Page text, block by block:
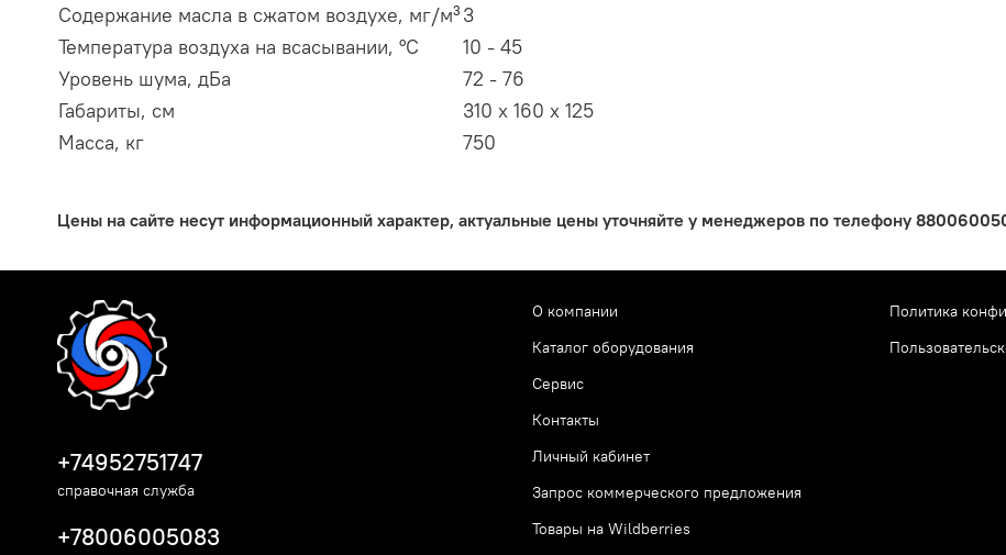
Содержание масла в сжатом воздухе, мг/м³3
Температура воздуха на всасывании, °С
10 - 45
Уровень шума, дБа
72 - 76
Габариты, см
310 х 160 х 125
Масса, кг
750
Цены на сайте несут информационный характер, актуальные цены уточняйте у менеджеров по телефону
О компании
Каталог оборудования
Сервис
Контакты
Личный кабинет
Запрос коммерческого предложения
Товары на Wildberries
Политика
+74952751747
справочная служба
+78006005083